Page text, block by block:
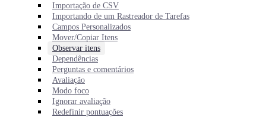
Importação de CSV
Importando de um Rastreador de Tarefas
Campos Personalizados
Mover/Copiar Itens
Observar itens
Dependências
Perguntas e comentários
Avaliação
Modo foco
Ignorar avaliação
Redefinir pontuações